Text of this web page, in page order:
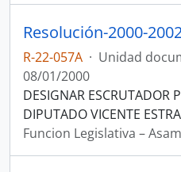
Resolución-2000-
R-22-057A · Unidad
08/01/2000
DESIGNAR ESCRUTADOR
DIPUTADO VICENTE
Funcion Legislativa –